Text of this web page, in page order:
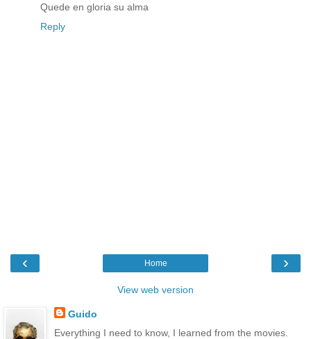
Quede en gloria su alma
Reply
‹ ›
Home
View web version
Guido
Everything I need to know, I learned from the movies.